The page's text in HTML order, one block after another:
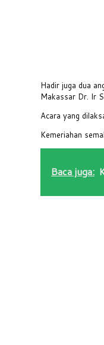
Hadir juga dua
Makassar Dr. Ir
Acara yang
Kemeriahan
Baca juga: